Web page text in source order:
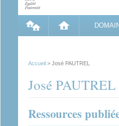
Accueil > José PAUTREL
José PAUTREL
Ressources